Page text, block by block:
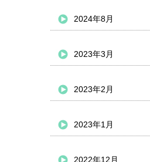
2024年8月
2023年3月
2023年2月
2023年1月
2022年12月